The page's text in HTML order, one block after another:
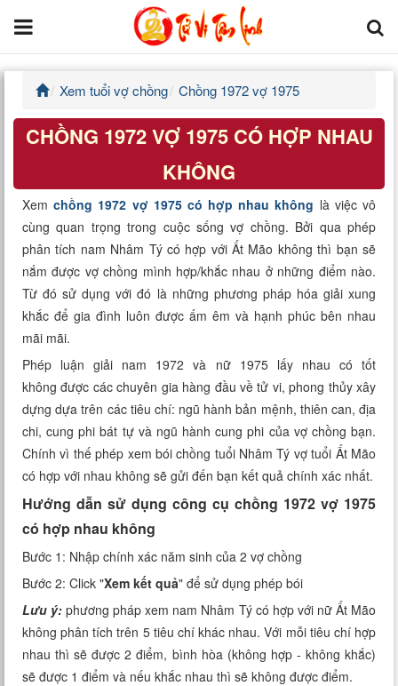
Trang chủ
Tử Vi Đẩu Số
Tử Vi 12 Con Giáp
Phong thủy
Kinh Dịch
Văn Hoa Tâm linh
Xem ngày
Xem tuổi
Xem bói
Tướng số
Cung hoàng đạo
Xem tuổi vợ chồng Chồng 1972 vợ 1975
CHỒNG 1972 VỢ 1975 CÓ HỢP NHAU
KHÔNG
Xem chồng 1972 vợ 1975 có hợp nhau không là việc vô
cùng quan trọng trong cuộc sống vợ chồng. Bởi qua phép
phân tích nam Nhâm Tý có hợp với Ất Mão không thì bạn sẽ
nắm được vợ chồng mình hợp/khắc nhau ở những điểm nào.
Từ đó sử dụng với đó là những phương pháp hóa giải xung
khắc để gia đình luôn được ấm êm và hạnh phúc bên nhau
mãi mãi.
Phép luận giải nam 1972 và nữ 1975 lấy nhau có tốt
không được các chuyên gia hàng đầu về tử vi, phong thủy xây
dựng dựa trên các tiêu chí: ngũ hành bản mệnh, thiên can, địa
chi, cung phi bát tự và ngũ hành cung phi của vợ chồng bạn.
Chính vì thế phép xem bói chồng tuổi Nhâm Tý vợ tuổi Ất Mão
có hợp với nhau không sẽ gửi đến bạn kết quả chính xác nhất.
Hướng dẫn sử dụng công cụ chồng 1972 vợ 1975
có hợp nhau không
Bước 1: Nhập chính xác năm sinh của 2 vợ chồng
Bước 2: Click "Xem kết quả" để sử dụng phép bói
Lưu ý: phương pháp xem nam Nhâm Tý có hợp với nữ Ất Mão
không phân tích trên 5 tiêu chí khác nhau. Với mỗi tiêu chí hợp
nhau thì sẽ được 2 điểm, bình hòa (không hợp - không khắc)
sẽ được 1 điểm và nếu khắc nhau thì sẽ không được điểm.